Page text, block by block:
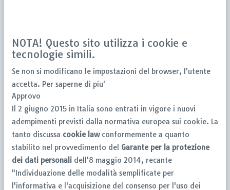
NOTA! Questo sito utilizza i cookie e
tecnologie simili.
Se non si modificano le impostazioni del browser, l'utente
accetta. Per saperne di piu'
Approvo
Il 2 giugno 2015 in Italia sono entrati in vigore i nuovi
adempimenti previsti dalla normativa europea sui cookie. La
tanto discussa cookie lawconformemente a quanto
stabilito nel provvedimento del Garante per la protezione
dei dati personali dell'8 maggio 2014, recante
"Individuazione delle modalità semplificate per
l'informativa e l'acquisizione del consenso per l'uso dei